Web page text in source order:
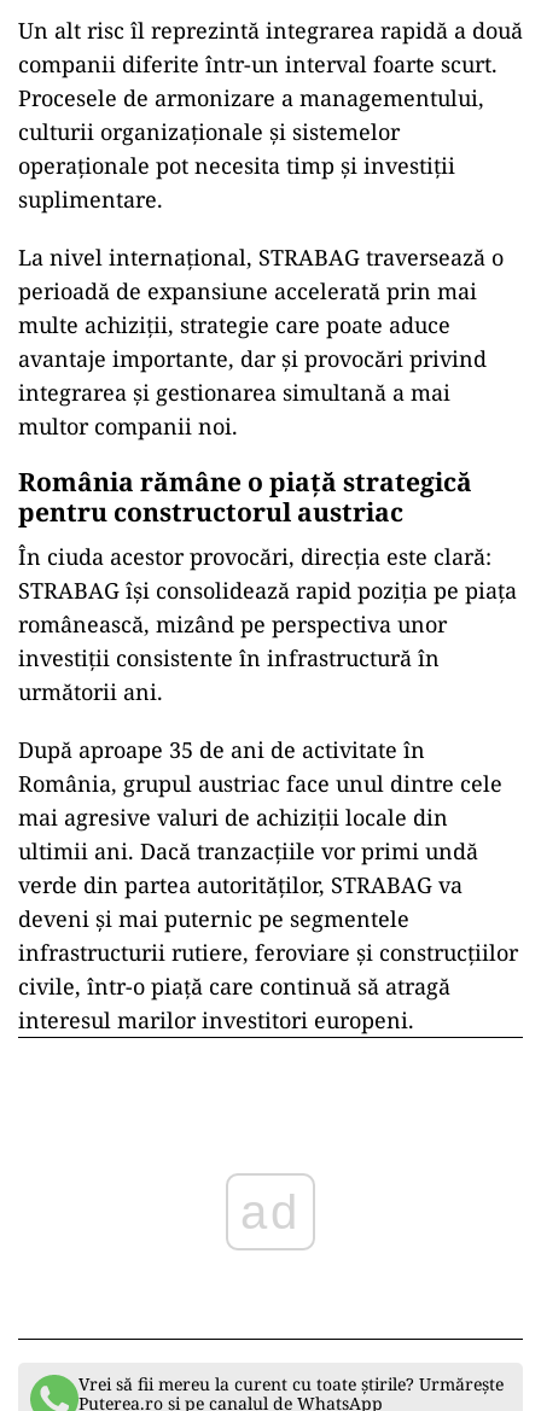
Un alt risc îl reprezintă integrarea rapidă a două
companii diferite într-un interval foarte scurt.
Procesele de armonizare a managementului,
culturii organizaționale și sistemelor
operaționale pot necesita timp și investiții
suplimentare.
La nivel internațional, STRABAG traversează o
perioadă de expansiune accelerată prin mai
multe achiziții, strategie care poate aduce
avantaje importante, dar și provocări privind
integrarea și gestionarea simultană a mai
multor companii noi.
România rămâne o piață strategică
pentru constructorul austriac
În ciuda acestor provocări, direcția este clară:
STRABAG își consolidează rapid poziția pe piața
românească, mizând pe perspectiva unor
investiții consistente în infrastructură în
următorii ani.
După aproape 35 de ani de activitate în
România, grupul austriac face unul dintre cele
mai agresive valuri de achiziții locale din
ultimii ani. Dacă tranzacțiile vor primi undă
verde din partea autorităților, STRABAG va
deveni și mai puternic pe segmentele
infrastructurii rutiere, feroviare și construcțiilor
civile, într-o piață care continuă să atragă
interesul marilor investitori europeni.
ad
Vrei să fii mereu la curent cu toate știrile? Urmărește
Puterea.ro și pe canalul de WhatsApp